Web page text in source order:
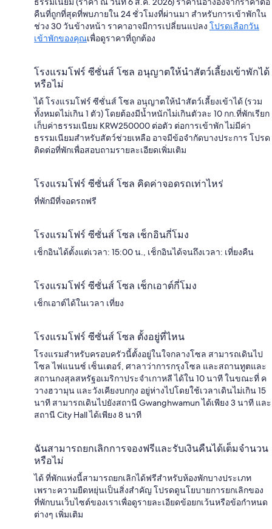
คืนที่ถูกที่สุดที่พบภายใน 24 ชั่วโมงที่ผ่านมา สำหรับการเข้าพักใน
ช่วง 30 วันข้างหน้า ราคาอาจมีการเปลี่ยนแปลง โปรดเลือกวัน
เข้าพักของคุณเพื่อดูราคาที่ถูกต้อง
โรงแรมโฟร์ ซีซั่นส์ โซล อนุญาตให้นำสัตว์เลี้ยงเข้าพักได้
หรือไม่
ได้ โรงแรมโฟร์ ซีซั่นส์ โซล อนุญาตให้นำสัตว์เลี้ยงเข้าได้ (รวม
ทั้งหมดไม่เกิน 1 ตัว) โดยต้องมีน้ำหนักไม่เกินตัวละ 10 กก.ที่พักเรียก
เก็บค่าธรรมเนียม KRW250000 ต่อตัว ต่อการเข้าพัก ไม่มีค่า
ธรรมเนียมสำหรับสัตว์ช่วยเหลือ อาจมีข้อจำกัดบางประการ โปรด
ติดต่อที่พักเพื่อสอบถามรายละเอียดเพิ่มเติม
โรงแรมโฟร์ ซีซั่นส์ โซล คิดค่าจอดรถเท่าไหร่
ที่พักมีที่จอดรถฟรี
โรงแรมโฟร์ ซีซั่นส์ โซล เช็กอินกี่โมง
เช็กอินได้ตั้งแต่เวลา: 15:00 น., เช็กอินได้จนถึงเวลา: เที่ยงคืน
โรงแรมโฟร์ ซีซั่นส์ โซล เช็กเอาต์กี่โมง
เช็กเอาต์ได้ในเวลา เที่ยง
โรงแรมโฟร์ ซีซั่นส์ โซล ตั้งอยู่ที่ไหน
โรงแรมสำหรับครอบครัวนี้ตั้งอยู่ในใจกลางโซล สามารถเดินไป
โซล ไฟแนนซ์ เซ็นเตอร์, ศาลาว่าการกรุงโซล และสถานทูตและ
สถานกงสุลสหรัฐอเมริกาประจำเกาหลี ได้ใน 10 นาที ในขณะที่ ค
วางฮวามุน และวังเคียงบกกุง อยู่ห่างไปโดยใช้เวลาเดินไม่เกิน 15
นาที สามารถเดินไปยังสถานี Gwanghwamun ได้เพียง 3 นาที และ
สถานี City Hall ได้เพียง 8 นาที
ฉันสามารถยกเลิกการจองฟรีและรับเงินคืนได้เต็มจำนวน
หรือไม่
ได้ ที่พักแห่งนี้สามารถยกเลิกได้ฟรีสำหรับห้องพักบางประเภท
เพราะความยืดหยุ่นเป็นสิ่งสำคัญ โปรดดูนโยบายการยกเลิกของ
ที่พักบนเว็บไซต์ของเราเพื่อดูรายละเอียดข้อยกเว้นหรือข้อกำหนด
ต่างๆ เพิ่มเติม